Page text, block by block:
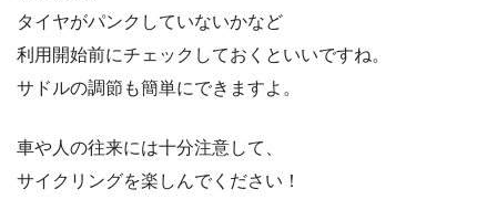
タイヤがパンクしていないかなど
利用開始前にチェックしておくといいですね。
サドルの調節も簡単にできますよ。
車や人の往来には十分注意して、
サイクリングを楽しんでください！